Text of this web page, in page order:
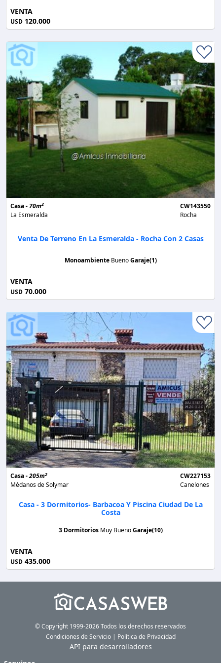
VENTA
USD 120.000
Casa -70m2
La Esmeralda
CW143550
Rocha
Venta De Terreno En La Esmeralda - Rocha Con 2 Casas
Monoambiente BuenoGaraje(1)
VENTA
USD 70.000
Casa -205m2
Médanos de Solymar
CW227153
Canelones
Casa - 3 Dormitorios- Barbacoa Y Piscina Ciudad De La
Costa
3 Dormitorios Muy BuenoGaraje(10)
VENTA
USD 435.000
© Copyright 1999-2026 Todos los derechos reservados
Condiciones de Servicio| Política de Privacidad
API para desarrolladores